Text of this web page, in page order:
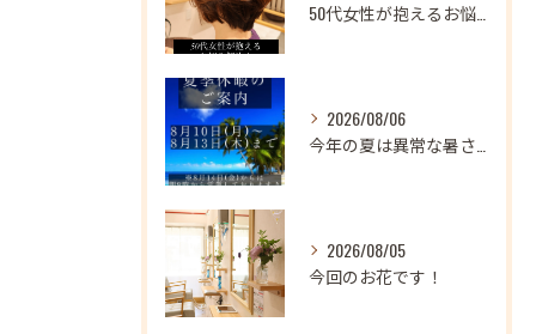
2026/08/06
2026/08/05
今回のお花です！